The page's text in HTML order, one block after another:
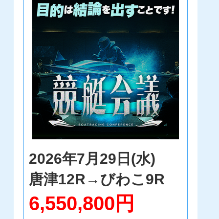
2026年7月29日(水)
唐津12R→びわこ9R
6,550,800円